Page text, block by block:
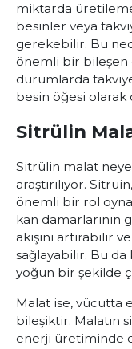
miktarda
besinler veya
gerekebilir. Bu
önemli bir bileşen
durumlarda
besin öğesi
Sitrülin
Sitrülin malat neye
araştırılıyor.
önemli bir rol
kan damarlarının
akışını artırabilir
sağlayabilir. Bu da
yoğun bir şekilde
Malat ise, vücutta
bileşiktir. Malatın
enerji üretiminde